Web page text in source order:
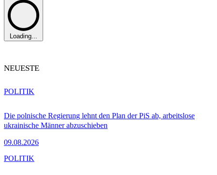
Loading...
NEUESTE
Die polnische Regierung lehnt den Plan der PiS ab, arbeitslose
ukrainische Männer abzuschieben
09.08.2026
POLITIK
POLITIK